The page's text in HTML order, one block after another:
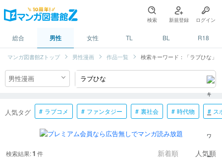
検索 新規登録 ログイン
総合 男性 女性 TL BL R18
マンガ図書館Zトップ 男性漫画 作品一覧 検索キーワード：「ラブひな」
人気タグ ラブコメ ファンタジー 裏社会 時代物 ス
検索結果:1 件 新着順 人気順